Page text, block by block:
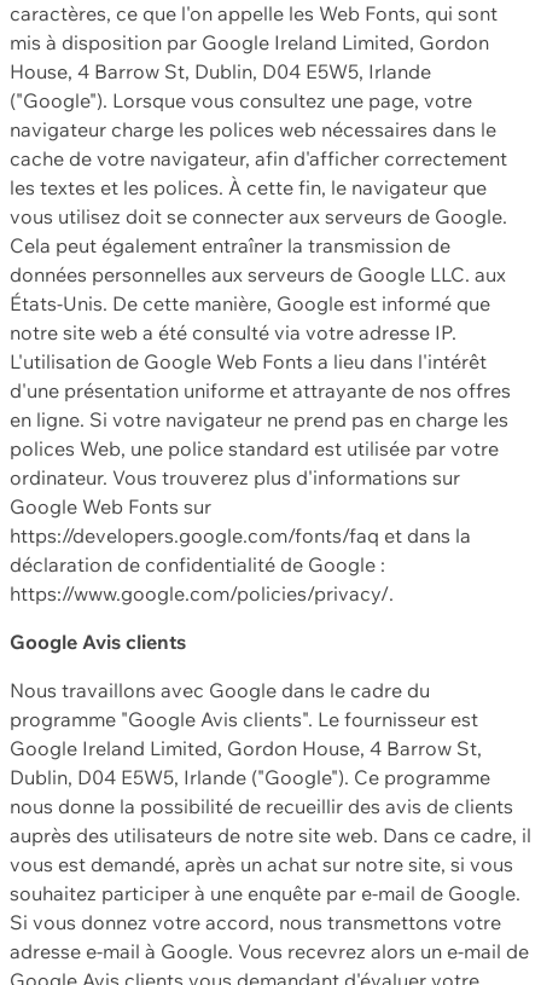
caractères, ce que l'on appelle les Web Fonts, qui sont
mis à disposition par Google Ireland Limited, Gordon
House, 4 Barrow St, Dublin, D04 E5W5, Irlande
("Google"). Lorsque vous consultez une page, votre
navigateur charge les polices web nécessaires dans le
cache de votre navigateur, afin d'afficher correctement
les textes et les polices. À cette fin, le navigateur que
vous utilisez doit se connecter aux serveurs de Google.
Cela peut également entraîner la transmission de
données personnelles aux serveurs de Google LLC. aux
États-Unis. De cette manière, Google est informé que
notre site web a été consulté via votre adresse IP.
L'utilisation de Google Web Fonts a lieu dans l'intérêt
d'une présentation uniforme et attrayante de nos offres
en ligne. Si votre navigateur ne prend pas en charge les
polices Web, une police standard est utilisée par votre
ordinateur. Vous trouverez plus d'informations sur
Google Web Fonts sur
https://developers.google.com/fonts/faq et dans la
déclaration de confidentialité de Google :
https://www.google.com/policies/privacy/.
Google Avis clients
Nous travaillons avec Google dans le cadre du
programme "Google Avis clients". Le fournisseur est
Google Ireland Limited, Gordon House, 4 Barrow St,
Dublin, D04 E5W5, Irlande ("Google"). Ce programme
nous donne la possibilité de recueillir des avis de clients
auprès des utilisateurs de notre site web. Dans ce cadre, il
vous est demandé, après un achat sur notre site, si vous
souhaitez participer à une enquête par e-mail de Google.
Si vous donnez votre accord, nous transmettons votre
adresse e-mail à Google. Vous recevrez alors un e-mail de